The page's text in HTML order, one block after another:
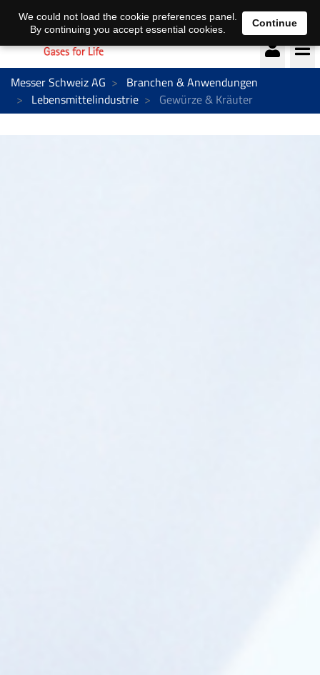
Deutsch français
Messer Schweiz AG
Branchen & Anwendungen
Lebensmittelindustrie
Gewürze & Kräuter
We could not load the cookie preferences panel.
By continuing you accept essential cookies.
Continue